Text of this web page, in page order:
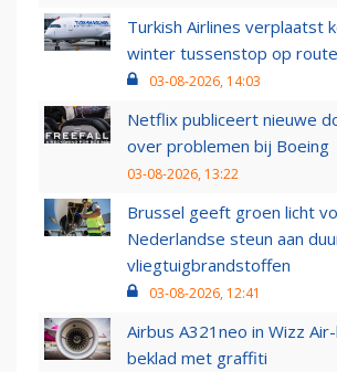
Turkish Airlines verplaatst
winter tussenstop op
03-08-2026, 14:03
Netflix publiceert nieuwe
over problemen bij Boeing
03-08-2026, 13:22
Brussel geeft groen licht
Nederlandse steun aan
vliegtuigbrandstoffen
03-08-2026, 12:41
Airbus A321neo in Wizz
beklad met graffiti